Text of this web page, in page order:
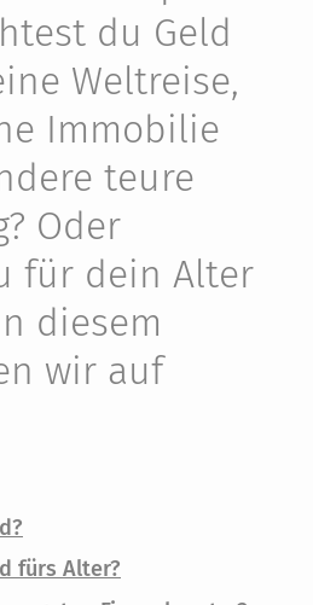
du Geld
Weltreise,
Immobilie
teure
Oder
für dein Alter
diesem
wir auf
fürs Alter?